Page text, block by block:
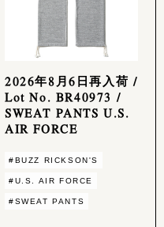
2026年8月6日再入荷 /
Lot No. BR40973 /
SWEAT PANTS U.S.
AIR FORCE
#BUZZ RICKSON'S
#U.S. AIR FORCE
#SWEAT PANTS